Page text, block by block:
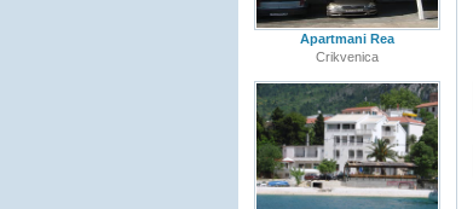
Apartmani Rea
Crikvenica